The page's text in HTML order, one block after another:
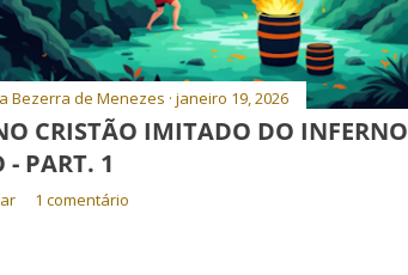
Bezerra de Menezes janeiro 19, 2026
CRISTÃO IMITADO DO INFERNO
- PART. 1
1 comentário